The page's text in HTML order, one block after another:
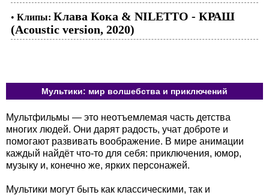
• Клипы: Клава Кока & NILETTO - КРАШ
(Acoustic version, 2020)
Мультики: мир волшебства и приключений
Мультфильмы — это неотъемлемая часть детства
многих людей. Они дарят радость, учат доброте и
помогают развивать воображение. В мире анимации
каждый найдёт что-то для себя: приключения, юмор,
музыку и, конечно же, ярких персонажей.
Мультики могут быть как классическими, так и